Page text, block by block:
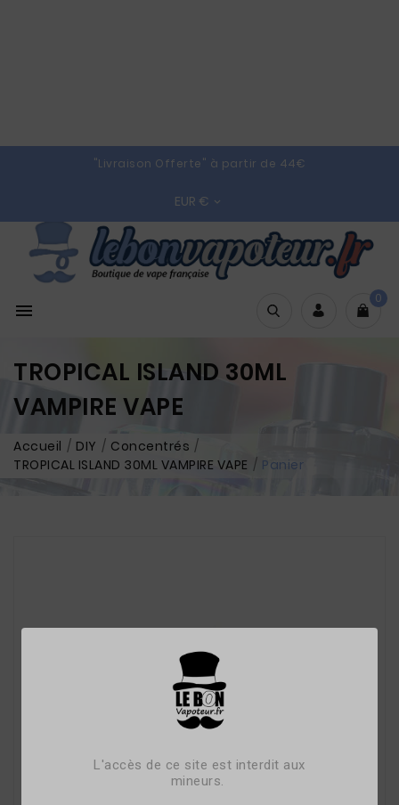
L'accès de ce site est interdit aux
mineurs.
"Livraison Offerte" à partir de 44€
EUR € 

0
TROPICAL ISLAND 30ML
VAMPIRE VAPE
Accueil DIY
Concentrés
TROPICAL ISLAND 30ML VAMPIRE VAPE
Panier